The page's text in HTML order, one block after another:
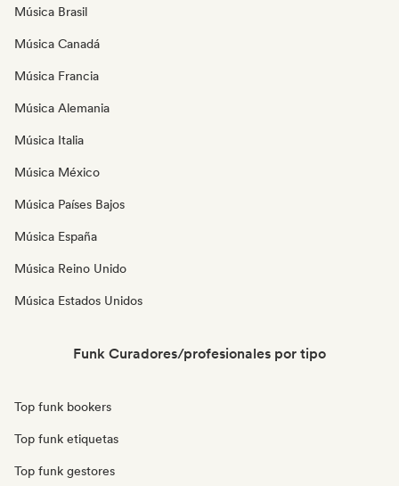
Música Brasil
Música Canadá
Música Francia
Música Alemania
Música Italia
Música México
Música Países Bajos
Música España
Música Reino Unido
Música Estados Unidos
Funk Curadores/profesionales por tipo
Top funk bookers
Top funk etiquetas
Top funk gestores